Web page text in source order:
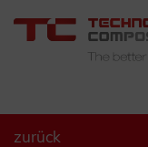
zurück